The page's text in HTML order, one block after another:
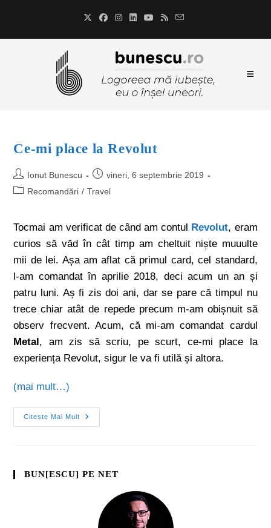
Ce-mi place la Revolut
Ionut Bunescu
vineri, 6 septembrie 2019
Recomandări / Travel
Tocmai am verificat de când am contul Revolut, eram
curios să văd în cât timp am cheltuit niște muuulte
mii de lei. Așa am aflat că primul card, cel standard,
l-am comandat în aprilie 2018, deci acum un an și
patru luni. Aș fi zis doi ani, dar se pare că timpul nu
trece chiar atât de repede precum m-am obișnuit să
observ frecvent. Acum, că mi-am comandat cardul
Metal, am zis să scriu, pe scurt, ce-mi place la
experiența Revolut, sigur le va fi utilă și altora.
(mai mult…)
Citește Mai Mult
BUN[ESCU] PE NET